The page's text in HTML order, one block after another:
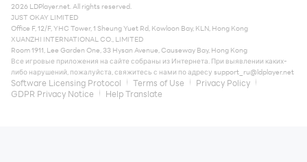
2026 LDPlayer.net. All rights reserved.
JUST OKAY LIMITED
Office F, 12/F, YHC Tower, 1 Sheung Yuet Rd, Kowloon Bay, KLN, Hong Kong
XUANZHI INTERNATIONAL CO., LIMITED
Room 1911, Lee Garden One, 33 Hysan Avenue, Causeway Bay, Hong Kong
Все игровые приложения на сайте собраны из Интернета. При выявлении каких-
либо нарушений, пожалуйста, свяжитесь с нами по адресу support_ru@ldplayer.net
Software Licensing Protocol Terms of Use
Privacy Policy
GDPR Privacy Notice
Help Translate